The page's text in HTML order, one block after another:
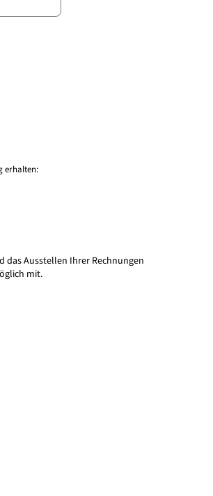
erhalten:
Ausstellen Ihrer Rechnungen
mit.